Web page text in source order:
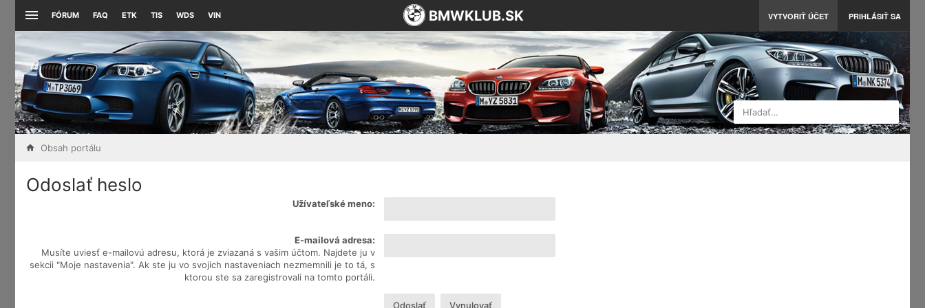
FÓRUM FAQ ETK TIS WDS VIN VYTVORIŤ ÚČET PRIHLÁSIŤ SA
BMWKLUB.SK
Hľadať…
Obsah portálu
Odoslať heslo
Užívateľské meno:
E-mailová adresa:
Musíte uviesť e-mailovú adresu, ktorá je zviazaná s vašim účtom. Najdete ju v
sekcii "Moje nastavenia". Ak ste ju vo svojich nastaveniach nezmemnili je to tá, s
ktorou ste sa zaregistrovali na tomto portáli.